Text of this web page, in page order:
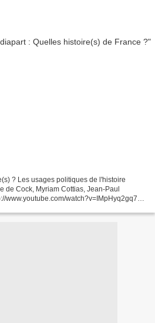
? Les usages politiques de l'histoire
de Cock, Myriam Cottias, Jean-Paul
www.youtube.com/watch?v=IMpHyq2gq7g